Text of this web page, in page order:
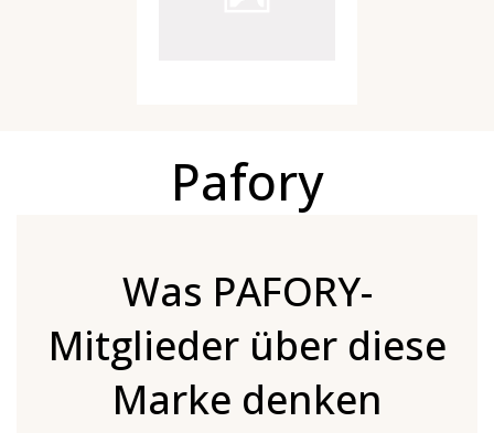
Pafory
Was PAFORY-
Mitglieder über diese
Marke denken